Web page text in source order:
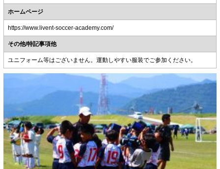
ホームページ
https://www.livent-soccer-academy.com/
その他/特記事項他
ユニフォーム等はございません。運動しやすい服装でご参加ください。